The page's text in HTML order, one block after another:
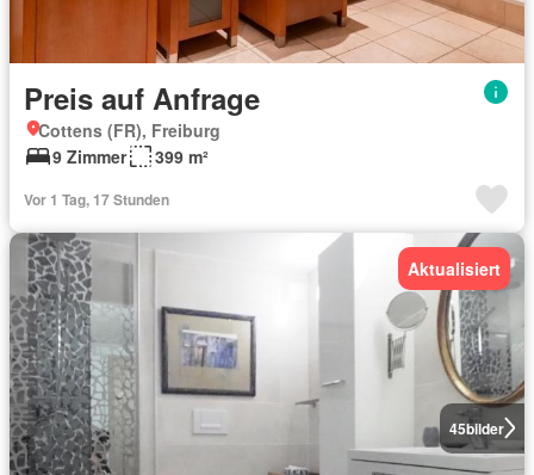
Preis auf Anfrage
Cottens (FR), Freiburg
9 Zimmer
399 m²
Vor 1 Tag, 17 Stunden
45bilder
Aktualisiert